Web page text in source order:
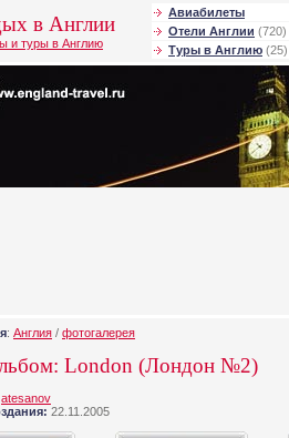
в Англии
и туры в Англию
Авиабилеты
Отели Англии (720)
Туры в Англию (25)
: Англия / фотогалерея
London (Лондон №2)
atesanov
22.11.2005